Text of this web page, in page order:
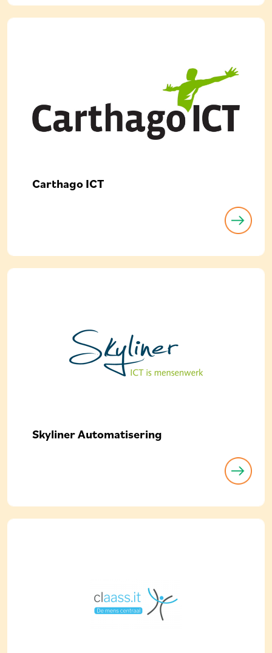
Carthago ICT
Skyliner Automatisering